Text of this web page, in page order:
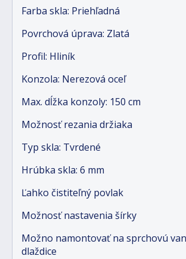
Farba skla: Priehľadná
Povrchová úprava: Zlatá
Profil: Hliník
Konzola: Nerezová oceľ
Max. dĺžka konzoly: 150 cm
Možnosť rezania držiaka
Typ skla: Tvrdené
Hrúbka skla: 6 mm
Ľahko čistiteľný povlak
Možnosť nastavenia šírky
Možno namontovať na sprchovú
dlaždice